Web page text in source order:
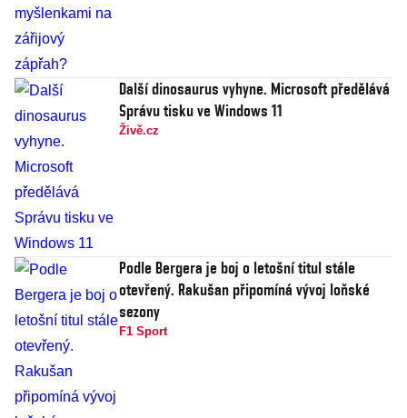
Další dinosaurus vyhyne. Microsoft předělává
Správu tisku ve Windows 11
Živě.cz
Podle Bergera je boj o letošní titul stále
otevřený. Rakušan připomíná vývoj loňské
sezony
F1 Sport